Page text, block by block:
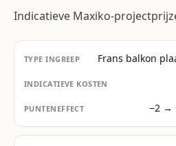
Indicatieve Maxiko-
Frans balkon
−2 →